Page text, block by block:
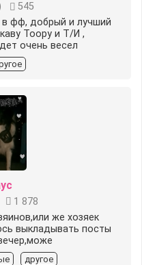
545
фф, добрый и лучший
Тоору и Т/И ,
очень весел
1 878
же хозяек
выкладывать посты
другое